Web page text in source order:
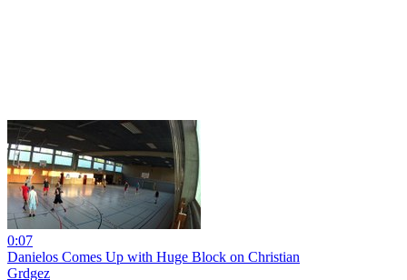
0:07
Danielos Comes Up with Huge Block on Christian
Grdgez